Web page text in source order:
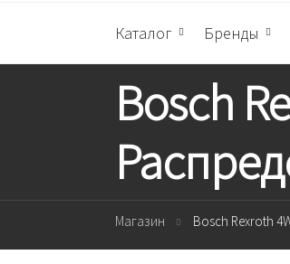
Каталог Бренды
Bosch
Магазин Bosch Rexroth